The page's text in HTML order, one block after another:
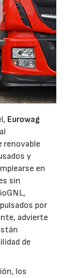
Eurowag
renovable
y
en
sin
por
advierte
de
los